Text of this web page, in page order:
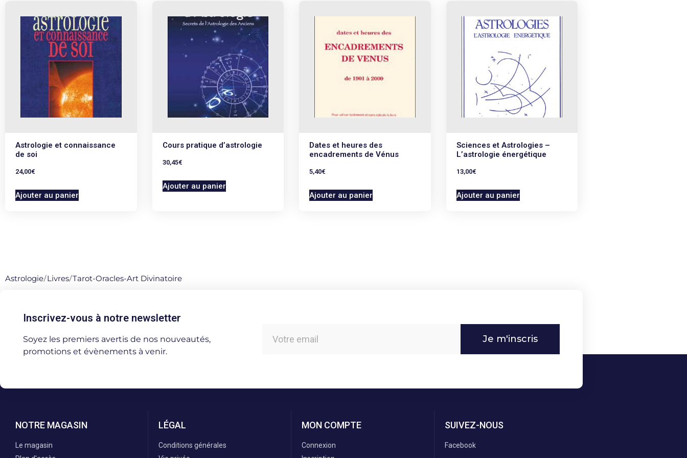
Astrologie et connaissance
de soi
24,00€
Ajouter au panier
Cours pratique d’astrologie
30,45€
Ajouter au panier
Dates et heures des
encadrements de Vénus
5,40€
Ajouter au panier
Sciences et Astrologies –
L’astrologie énergétique
13,00€
Ajouter au panier
Astrologie/Livres/Tarot-Oracles-Art Divinatoire
Inscrivez-vous à notre newsletter
Soyez les premiers avertis de nos nouveautés,
promotions et évènements à venir.
Je m'inscris
NOTRE MAGASIN
Le magasin
LÉGAL
Conditions générales
MON COMPTE
Connexion
SUIVEZ-NOUS
Facebook